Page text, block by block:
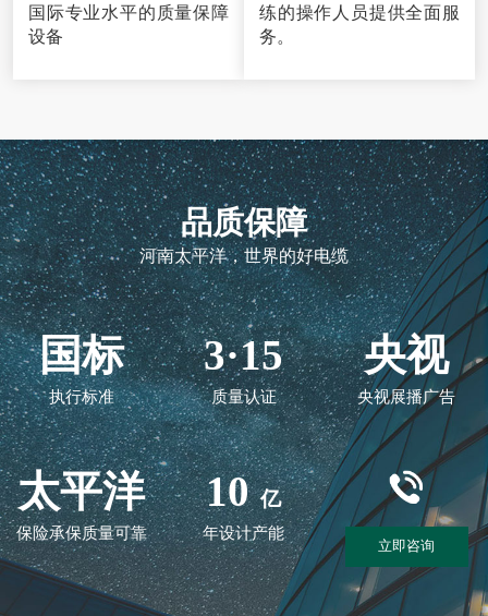
国际专业水平的质量保障
设备
练的操作人员提供全面服
务。
品质保障
河南太平洋，世界的好电缆
国标
执行标准
3·15
质量认证
央视
央视展播广告
太平洋
保险承保质量可靠
10 亿
年设计产能
立即咨询